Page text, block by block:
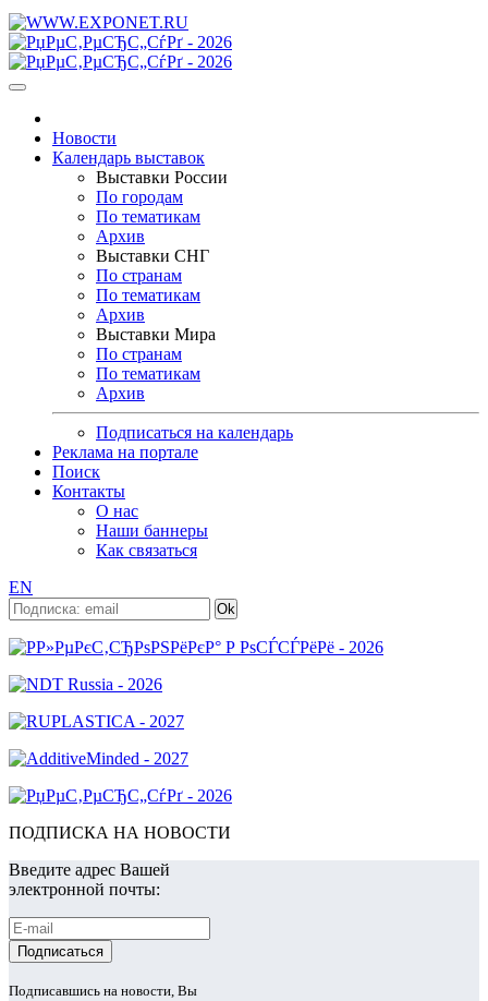
Новости
Календарь выставок
Выставки России
По городам
По тематикам
Архив
Выставки СНГ
По странам
По тематикам
Архив
Выставки Мира
По странам
По тематикам
Архив
Подписаться на календарь
Реклама на портале
Поиск
Контакты
О нас
Наши баннеры
Как связаться
EN
ПОДПИСКА НА НОВОСТИ
Введите адрес Вашей
электронной почты:
Подписавшись на новости, Вы